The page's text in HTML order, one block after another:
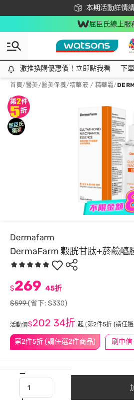
本期活動詳情
下載app最高回
屈臣氏線上服
激推換購優惠價！立即點我看
激推換購優惠價！立即點我看 下
首頁/醫美/醫美保養/精華液 / 精華霜/
Dermafarm
DermaFarm 穀胱甘肽+菸鹼醯
第2件5折 (請任選2件商品)
$269 45折
$599(省下: $330)
活動價$202 34折 起 (第2件5折 (請任